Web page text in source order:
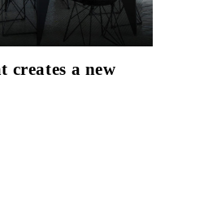
creates a new